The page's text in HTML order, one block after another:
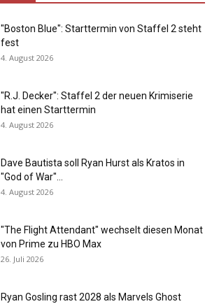
"Boston Blue": Starttermin von Staffel 2 steht
fest
4. August 2026
"R.J. Decker": Staffel 2 der neuen Krimiserie
hat einen Starttermin
4. August 2026
Dave Bautista soll Ryan Hurst als Kratos in
"God of War"...
4. August 2026
"The Flight Attendant" wechselt diesen Monat
von Prime zu HBO Max
26. Juli 2026
Ryan Gosling rast 2028 als Marvels Ghost